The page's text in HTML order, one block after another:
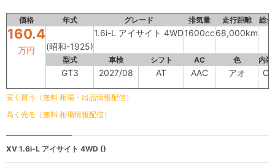
価格 年式 グレード 排気量 走行距離 総
160.4
万円 (昭和-1925)
1.6i-L アイサイト 4WD1600cc68,000km
型式 車検 シフト AC 色 内装
GT3 2027/08 AT AAC アオ C
安く買う（無料 相場・出品情報配信）
高く売る（無料 相場情報配信）
XV 1.6i-L アイサイト 4WD ()